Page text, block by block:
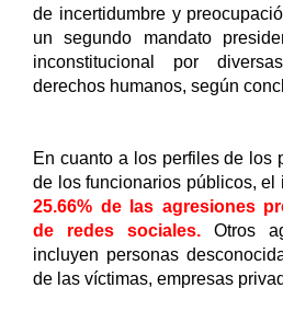
de incertidumbre y
un segundo mandato
inconstitucional por
derechos humanos, según
En cuanto a los perfiles de los
de los funcionarios públicos, el
25.66% de las agresiones
de redes sociales. Otros
incluyen personas
de las víctimas, empresas